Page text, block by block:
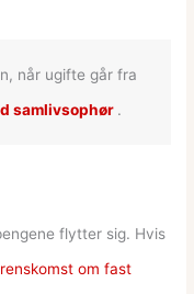
når ugifte går fra
samlivsophør .
flytter sig. Hvis
om fast